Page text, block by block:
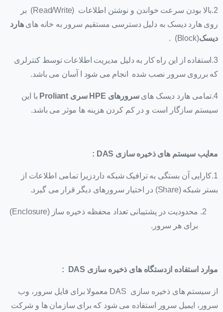
2.بالا بودن سرعت خواندن و نوشتن اطلاعات (Read/Write) بر
روی هارد دیسک به دلیل دسترسی مستقیم سرور به خانه هایهارد
دیسک(Block) .
3.استفاده از این راه کار به دلیل مدیریت اطلاعات توسط کنترلری
که برروی سرور نصب شده انجام می شود ا آسان می باشد.
4.تمامی هارد دیسک های سرورهای HPE سری Proliant
با این
سیستم سازگار است و در کم کردن هزینه ها موثر می باشد.
معایب سیستم های ذخیره سازی DAS
:
1.کارایی آن بستگی به ترافیک شبکه داردزیرا تمامی اطلاعات از
بستر شبکه (Share) در اختیار سرورهای دیگر قرار می گیرد.
محدودیت در پشتیبانی تعداد محفظه ذخیره ساز (Enclosure)
برای هر سرور.
موارد استفاده ازدستگاه های ذخیره سازی DAS
:
از سیستم های ذخیره سازی DAS معمولا برای فایل سرور، وب
سرور، ایمیل سرور استفاده می شود که برای سازمان ها و شرکت